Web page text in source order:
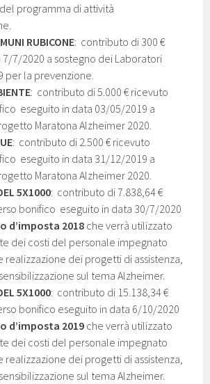
programma di attività
RUBICONE: contributo di 300 €
7/2020 a sostegno dei Laboratori
per la prevenzione.
: contributo di 5.000 € ricevuto
eseguito in data 03/05/2019 a
Maratona Alzheimer 2020.
: contributo di 2.500 € ricevuto
eseguito in data 31/12/2019 a
Maratona Alzheimer 2020.
5X1000: contributo di 7.838,64 €
bonifico eseguito in data 30/7/2020
d’imposta 2018 che verrà utilizzato
dei costi del personale impegnato
realizzazione dei progetti di assistenza,
sul tema Alzheimer.
5X1000: contributo di 15.138,34 €
bonifico eseguito in data 6/10/2020
d’imposta 2019 che verrà utilizzato
dei costi del personale impegnato
realizzazione dei progetti di assistenza,
sul tema Alzheimer.